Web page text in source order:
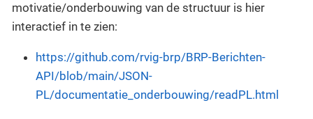
motivatie/onderbouwing van de structuur is hier
interactief in te zien:
https://github.com/rvig-brp/BRP-Berichten-
API/blob/main/JSON-
PL/documentatie_onderbouwing/readPL.html